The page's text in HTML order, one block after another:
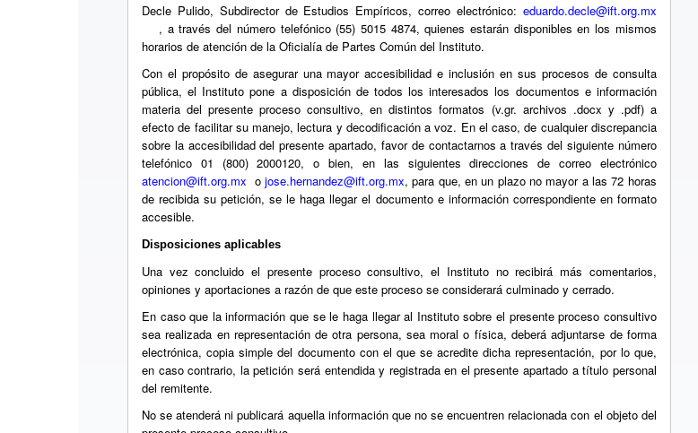
Decle Pulido, Subdirector de Estudios Empíricos, correo electrónico: eduardo.decle@ift.org.mx
, a través del número telefónico (55) 5015 4874, quienes estarán disponibles en los mismos
horarios de atención de la Oficialía de Partes Común del Instituto.
Con el propósito de asegurar una mayor accesibilidad e inclusión en sus procesos de consulta
pública, el Instituto pone a disposición de todos los interesados los documentos e información
materia del presente proceso consultivo, en distintos formatos (v.gr. archivos .docx y .pdf) a
efecto de facilitar su manejo, lectura y decodificación a voz. En el caso, de cualquier discrepancia
sobre la accesibilidad del presente apartado, favor de contactarnos a través del siguiente número
telefónico 01 (800) 2000120, o bien, en las siguientes direcciones de correo electrónico
atencion@ift.org.mx ojose.hernandez@ift.org.mx, para que, en un plazo no mayor a las 72 horas
de recibida su petición, se le haga llegar el documento e información correspondiente en formato
accesible.
Disposiciones aplicables
Una vez concluido el presente proceso consultivo, el Instituto no recibirá más comentarios,
opiniones y aportaciones a razón de que este proceso se considerará culminado y cerrado.
En caso que la información que se le haga llegar al Instituto sobre el presente proceso consultivo
sea realizada en representación de otra persona, sea moral o física, deberá adjuntarse de forma
electrónica, copia simple del documento con el que se acredite dicha representación, por lo que,
en caso contrario, la petición será entendida y registrada en el presente apartado a título personal
del remitente.
No se atenderá ni publicará aquella información que no se encuentren relacionada con el objeto del